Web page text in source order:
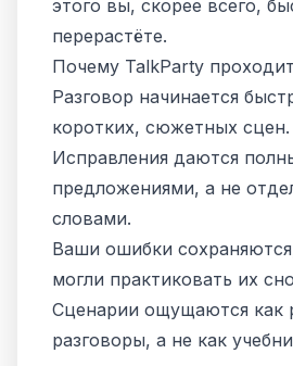
этого вы, скорее всего,
перерастёте.
Почему TalkParty
Разговор начинается
коротких, сюжетных сцен.
Исправления даются
предложениями, а не
словами.
Ваши ошибки
могли практиковать их
Сценарии ощущаются как
разговоры, а не как